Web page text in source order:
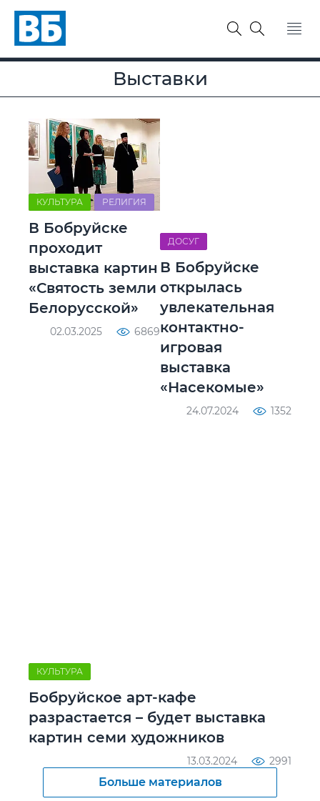
Выставки
КУЛЬТУРА РЕЛИГИЯ
В Бобруйске
проходит
выставка картин
«Святость земли
Белорусской»
02.03.2025 6869
ДОСУГ
В Бобруйске
открылась
увлекательная
контактно-
игровая
выставка
«Насекомые»
24.07.2024 1352
КУЛЬТУРА
Бобруйское арт-кафе
разрастается – будет выставка
картин семи художников
13.03.2024 2991
Больше материалов